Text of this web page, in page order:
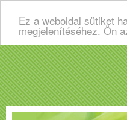
Ez a weboldal sütiket
megjelenítéséhez. Ön